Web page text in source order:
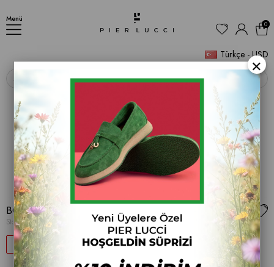
Menü
Türkçe - USD
0
‹ ›
BOT
Stok Kodu (PL 001 9000)
24 $38.29 $29.12
×